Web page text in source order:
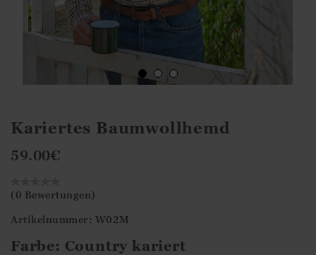
Kariertes Baumwollhemd
59.00€
(0 Bewertungen)
Artikelnummer: W02M
Farbe: Country kariert